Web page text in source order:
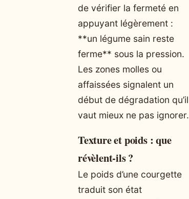
de vérifier la fermeté en
appuyant légèrement :
**un légume sain reste
ferme** sous la pression.
Les zones molles ou
affaissées signalent un
début de dégradation qu’il
vaut mieux ne pas ignorer.
Texture et poids : que
révèlent-ils ?
Le poids d’une courgette
traduit son état